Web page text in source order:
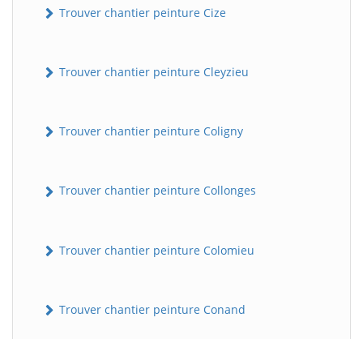
Trouver chantier peinture Cize
Trouver chantier peinture Cleyzieu
Trouver chantier peinture Coligny
Trouver chantier peinture Collonges
Trouver chantier peinture Colomieu
Trouver chantier peinture Conand